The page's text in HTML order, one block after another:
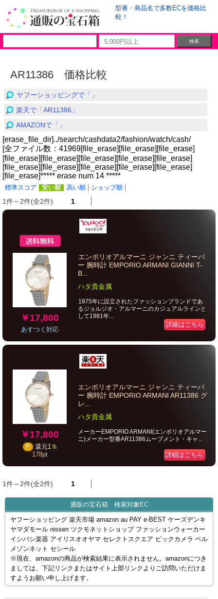
型番・商品名で多数ECを価格比
較！
AR11386 価格比較
ヤフーショッピングで「」
楽天で「AR11386」
AMAZONで「」
[erase_file_dir]../search/cashdata2/fashion/watch/cash/
[全ファイル数：41969[file_erase][file_erase][file_erase]
[file_erase][file_erase][file_erase][file_erase][file_erase]
[file_erase][file_erase][file_erase][file_erase][file_erase]
[file_erase]***** erase num 14 *****
標準スコア 安い順 高い順 ショップ順
1件～2件(全2件) 1
￥17,800
あすつく対応
エンポリオアルマーニ ジャンニ ティーバ
ー 腕時計 EMPORIO ARMANI GIANNI T-
B...
ハタ貴金属
1975年に設立されたファッションブランドであ
るジョルジオ・アルマーニのカジュアルラインと
して1981年...
詳細はこちら
￥17,800
P 還元1％
178pt
エンポリオアルマーニ ジャンニ ティーバ
ー 腕時計 EMPORIO ARMANI AR11386 グ
レ...
ハタ貴金属
メーカーEMPORIO ARMANI(エンポリオアルマー
ニ)メーカー型番AR11386ムーブメント・キャ...
詳細はこちら
1件～2件(全2件) 1
通販の宝石箱 検索対象EC
ヤフーショッピング 楽天市場 amazon au PAY e-BEST ケーズデンキ
ヤマダモール nissen ツクモネットショップ ファッションウォーカー
イシバシ楽器 アイリスオオヤマ セレクトスクエア ビックカメラ ベル
メゾンネット セシール
※現在、amazonの商品が検索結果に表示されません。amazonにつき
ましては、下記リンクまたはサイト上部リンクよりご訪問いただけま
すようお願い申し上げます。